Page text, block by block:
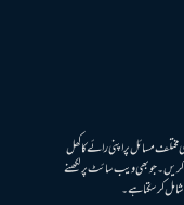
مختلف مسائل پر اپنی رائے کا کھل
جو بھی ویب سائٹ پر لکھنے
شامل کرسکتا ہے۔